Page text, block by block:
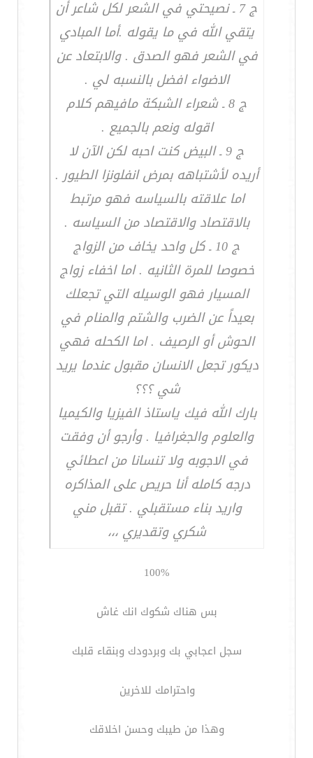
ج 7 ـ نصيحتي في الشعر لكل شاعر أن
يتقي الله في ما يقوله .أما المبادي
في الشعر فهو الصدق . والابتعاد عن
الاضواء افضل بالنسبه لي .
ج 8 ـ شعراء الشبكة مافيهم كلام
اقوله ونعم بالجميع .
ج 9 ـ البيض كنت احبه لكن الآن لا
أريده لأشتباهه بمرض انفلونزا الطيور .
اما علاقته بالسياسه فهو مرتبط
بالاقتصاد والاقتصاد من السياسه .
ج 10 ـ كل واحد يخاف من الزواج
خصوصا للمرة الثانيه . اما اخفاء زواج
المسيار فهو الوسيله التي تجعلك
بعيداً عن الضرب والشتم والمنام في
الحوش أو الرصيف . اما الكحله فهي
ديكور تجعل الانسان مقبول عندما يريد
شي ؟؟؟
بارك الله فيك ياستاذ الفيزيا والكيميا
والعلوم والجغرافيا . وأرجو أن وفقت
في الاجوبه ولا تنسانا من اعطائي
درجه كامله أنا حريص على المذاكره
واريد بناء مستقبلي . تقبل مني
شكري وتقديري ،،،
100%
بس هناك شكوك انك غاش
سجل اعجابي بك وبردودك وبنقاء قلبك
واحترامك للاخرين
وهذا من طيبك وحسن اخلاقك